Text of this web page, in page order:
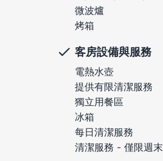
微波爐
烤箱
客房設備與服務
電熱水壺
提供有限清潔服務
獨立用餐區
冰箱
每日清潔服務
清潔服務 - 僅限週末